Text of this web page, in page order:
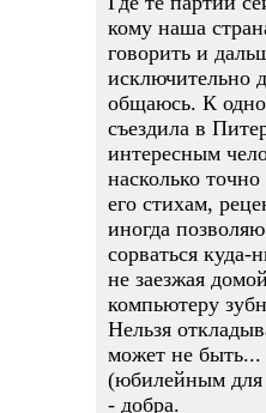
кому наша
говорить и
исключительно
общаюсь. К
съездила в
интересным
насколько
его стихам,
иногда
сорваться куда-
не заезжая
компьютеру
Нельзя
может не
(юбилейным
- добра.